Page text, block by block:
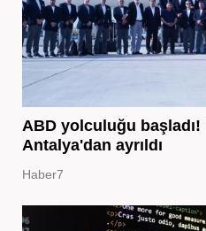
ABD yolculuğu başladı!
Antalya'dan ayrıldı
Haber7